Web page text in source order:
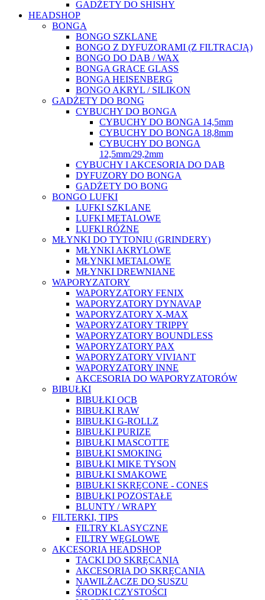
GADŻETY DO SHISHY
HEADSHOP
BONGA
BONGO SZKLANE
BONGO Z DYFUZORAMI (Z FILTRACJĄ)
BONGO DO DAB / WAX
BONGA GRACE GLASS
BONGA HEISENBERG
BONGO AKRYL / SILIKON
GADŻETY DO BONG
CYBUCHY DO BONGA
CYBUCHY DO BONGA 14,5mm
CYBUCHY DO BONGA 18,8mm
CYBUCHY DO BONGA
12,5mm/29,2mm
CYBUCHY I AKCESORIA DO DAB
DYFUZORY DO BONGA
GADŻETY DO BONG
BONGO LUFKI
LUFKI SZKLANE
LUFKI METALOWE
LUFKI RÓŻNE
MŁYNKI DO TYTONIU (GRINDERY)
MŁYNKI AKRYLOWE
MŁYNKI METALOWE
MŁYNKI DREWNIANE
WAPORYZATORY
WAPORYZATORY FENIX
WAPORYZATORY DYNAVAP
WAPORYZATORY X-MAX
WAPORYZATORY TRIPPY
WAPORYZATORY BOUNDLESS
WAPORYZATORY PAX
WAPORYZATORY VIVIANT
WAPORYZATORY INNE
AKCESORIA DO WAPORYZATORÓW
BIBUŁKI
BIBUŁKI OCB
BIBUŁKI RAW
BIBUŁKI G-ROLLZ
BIBUŁKI PURIZE
BIBUŁKI MASCOTTE
BIBUŁKI SMOKING
BIBUŁKI MIKE TYSON
BIBUŁKI SMAKOWE
BIBUŁKI SKRĘCONE - CONES
BIBUŁKI POZOSTAŁE
BLUNTY / WRAPY
FILTERKI, TIPS
FILTRY KLASYCZNE
FILTRY WĘGLOWE
AKCESORIA HEADSHOP
TACKI DO SKRĘCANIA
AKCESORIA DO SKRĘCANIA
NAWILŻACZE DO SUSZU
ŚRODKI CZYSTOŚCI